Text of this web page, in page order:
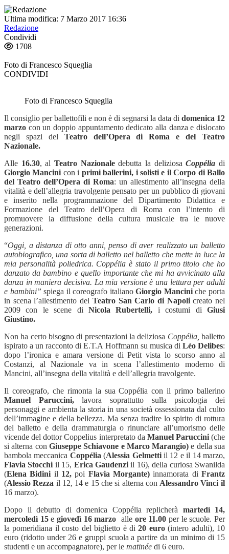
Ultima modifica: 7 Marzo 2017 16:36
Redazione
Condividi
1708
Foto di Francesco Squeglia
CONDIVIDI
Foto di Francesco Squeglia
Il consiglio per ballettofili e non è di segnarsi la data di domenica 12
marzo con un doppio appuntamento dedicato alla danza e dislocato
negli spazi del Teatro dell’Opera di Roma e del Teatro
Nazionale.
Alle 16.30, alTeatro Nazionaledebutta la deliziosaCoppélia di
Giorgio Mancini con i primi ballerini, i solisti e il Corpo di Ballo
del Teatro dell’Opera di Roma: un allestimento all’insegna della
vitalità e dell’allegria travolgente pensato per un pubblico di giovani
e inserito nella programmazione del Dipartimento Didattica e
Formazione del Teatro dell’Opera di Roma con l’intento di
promuovere la diffusione della cultura musicale tra le nuove
generazioni.
“Oggi, a distanza di otto anni, penso di aver realizzato un balletto
autobiografico, una sorta di balletto nel balletto che mette in luce la
mia personalità poliedrica. Coppélia è stato il primo titolo che ho
danzato da bambino e quello importante che mi ha avvicinato alla
danza in maniera decisiva. La mia versione è una lettura per adulti
e bambini” spiega il coreografo italianoGiorgio Manciniche porta
in scena l’allestimento del Teatro San Carlo di Napolicreato nel
2009 con le scene di Nicola Rubertelli, i costumi diGiusi
Giustino.
Non ha certo bisogno di presentazioni la deliziosa Coppélia,balletto
ispirato a un racconto di E.T.A Hoffmann su musica di Léo Delibes:
dopo l’ironica e amara versione di Petit vista lo scorso anno al
Costanzi, al Nazionale va in scena l’allestimento moderno di
Mancini, all’insegna della vitalità e dell’allegria travolgente.
Il coreografo, che rimonta la sua Coppélia con il primo ballerino
Manuel Paruccini,lavora soprattutto sulla psicologia dei
personaggi e ambienta la storia in una società ossessionata dal culto
dell’immagine e della bellezza. Ma senza tradire lo spirito di rottura
del balletto e della drammaturgia o rinunciare all’umorismo delle
vicende del dottor Coppelius interpretato da Manuel Paruccini (che
si alterna con Giuseppe Schiavone e Marco Marangio) e della sua
bambola meccanica Coppélia (Alessia Gelmettiil 12 e il 14 marzo,
Flavia Stocchi il 15, Erica Gaudenzi il 16), della curiosa Swanilda
(Elena Bidini il 12,poi Flavia Morgante)innamorata di Frantz
(Alessio Rezza il 12, 14 e 15 che si alterna con Alessandro Vinci il
16 marzo).
Dopo il debutto di domenica Coppélia replicherà martedì 14,
mercoledì 15egiovedì 16 marzo alle ore 11.00 per le scuole. Per
la pomeridiana il costo del biglietto è di20 euro(intero adulti), 10
euro (ridotto under 26 e gruppi scuola a partire da un minimo di 15
studenti e un accompagnatore), per le matinée di 6 euro.